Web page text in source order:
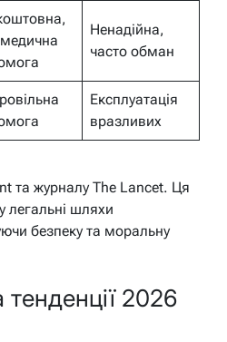
Ненадійна,
часто обман
Експлуатація
вразливих
та журналу The Lancet. Ця
легальні шляхи
безпеку та моральну
тенденції 2026